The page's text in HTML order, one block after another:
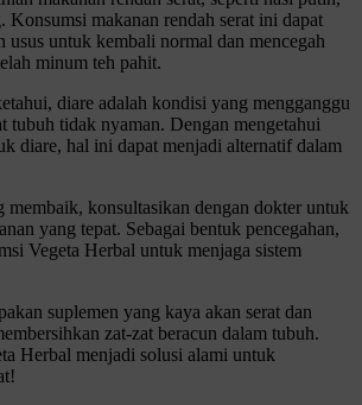
Konsumsi makanan rendah serat ini dapat
usus untuk kembali normal dan mencegah
minum teh pahit.
diare adalah kondisi yang mengganggu
tubuh tidak nyaman. Dengan mengetahui
diare, hal ini dapat menjadi alternatif dalam
membaik, konsultasikan dengan dokter untuk
yang tepat. Sebagai bentuk pencegahan,
Vegeta Herbal untuk menjaga sistem
suplemen yang kaya akan serat dan
zat-zat beracun dalam tubuh.
Herbal menjadi solusi alami untuk